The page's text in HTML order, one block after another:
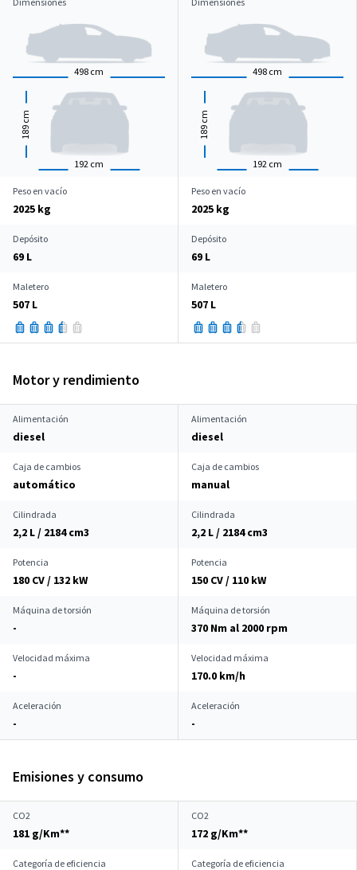
498 cm
192 cm
189
cm
498 cm
192 cm
189
cm
Peso en vacío
2025 kg
Peso en vacío
2025 kg
Depósito
69 L
Depósito
69 L
Maletero
507 L
Maletero
507 L
Motor y rendimiento
Alimentación
diesel
Alimentación
diesel
Caja de cambios
automático
Caja de cambios
manual
Cilindrada
2,2 L / 2184 cm3
Cilindrada
2,2 L / 2184 cm3
Potencia
180 CV / 132 kW
Potencia
150 CV / 110 kW
Máquina de torsión
-
Máquina de torsión
370 Nm al 2000 rpm
Velocidad máxima
-
Velocidad máxima
170.0 km/h
Aceleración
-
Aceleración
-
Emisiones y consumo
CO2
181 g/Km**
CO2
172 g/Km**
Categoría de eficiencia Categoría de eficiencia